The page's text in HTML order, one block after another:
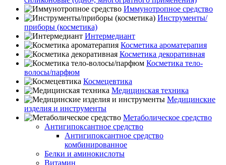
Иммунотропное средство
Инструменты/
приборы (косметика)
Интермедиант
Косметика ароматерапия
Косметика декоративная
Косметика тело-
волосы/парфюм
Космецевтика
Медицинская техника
Медицинские
изделия и инструменты
Метаболическое средство
Антигипоксантное средство
Антигипоксантное средство
комбинированное
Белки и аминокислоты
Витамин